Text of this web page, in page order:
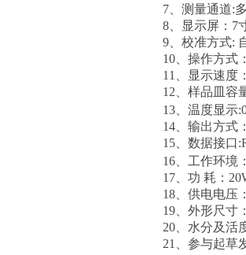
7 、测量通道:
8 、显示屏： 7
9 、校准方式:
10 、操作方式
11
、显示速度
12 、样品皿容
13 、温度显示
14 、输出方式
15 、数据接口
16 、工作环境
17 、功 耗：
18 、供电电压
19 、外形尺寸：
20 、水分及活
21
、参与起草